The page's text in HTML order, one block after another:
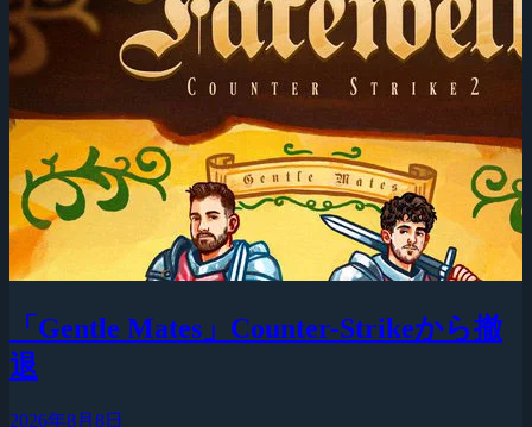
「Gentle Mates」Counter-Strikeから撤
退
2026年8月8日